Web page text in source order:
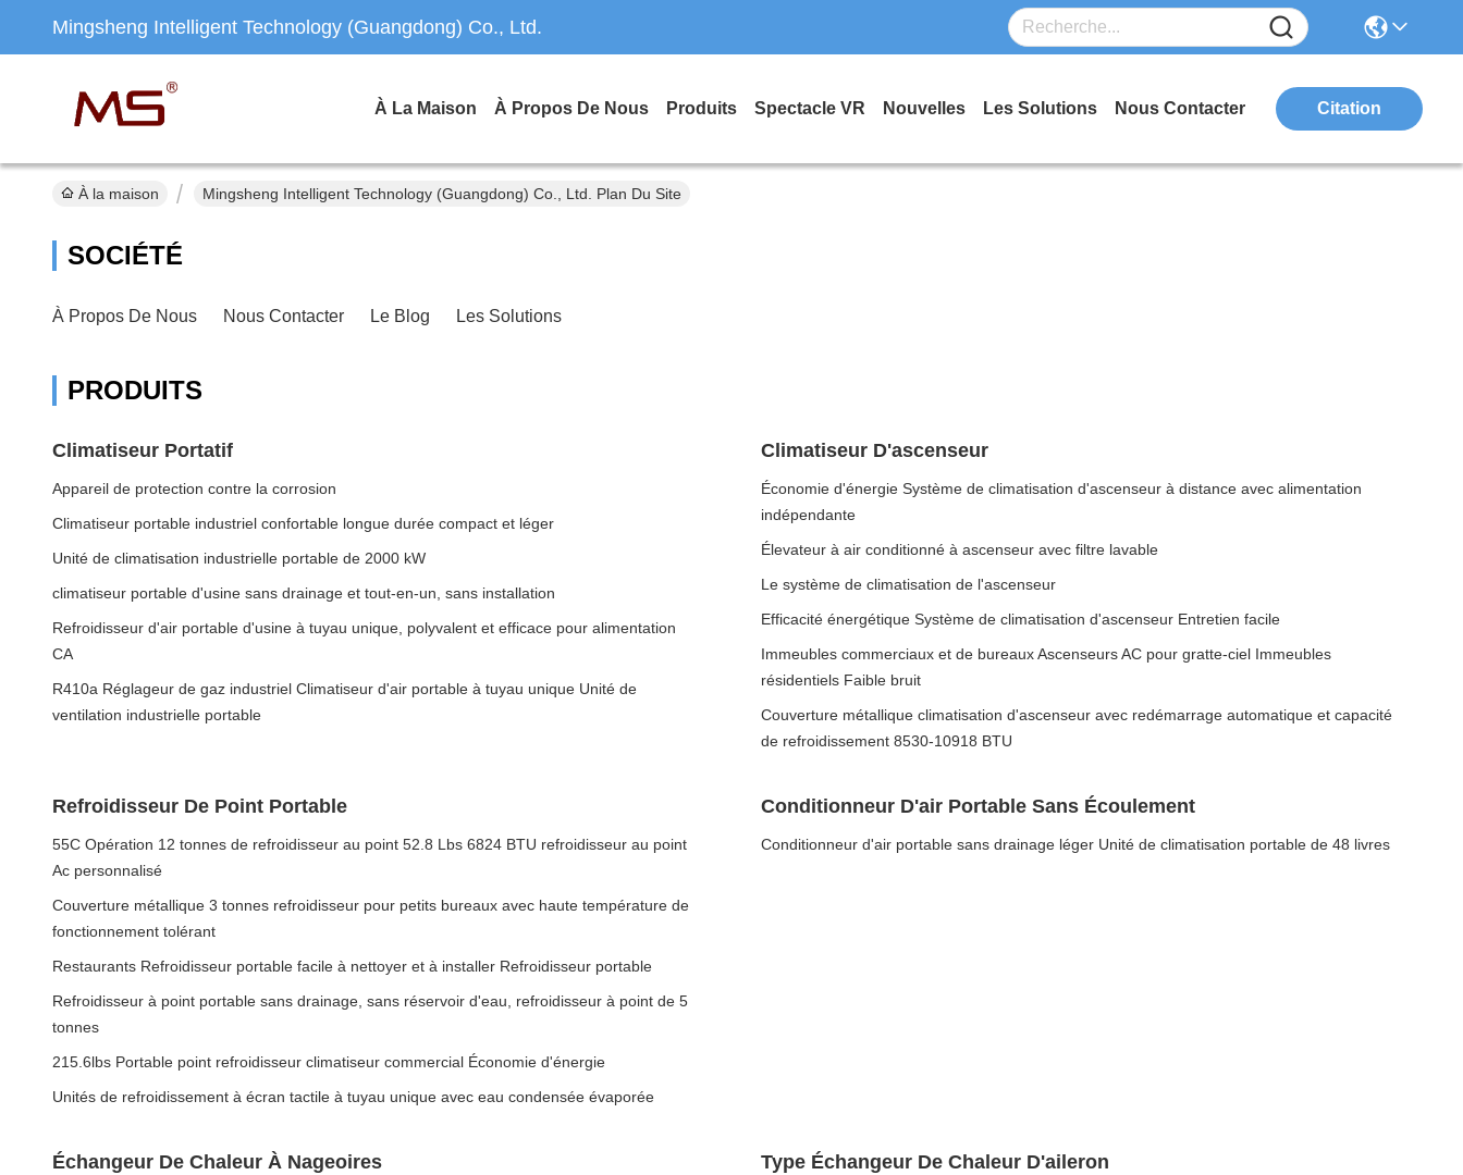
Mingsheng Intelligent Technology (Guangdong) Co., Ltd.
À La Maison À Propos De Nous Produits Spectacle VR Nouvelles Les Solutions Nous Contacter Citation
À la maison Mingsheng Intelligent Technology (Guangdong) Co., Ltd. Plan Du Site
SOCIÉTÉ
À Propos De Nous Nous Contacter Le Blog Les Solutions
PRODUITS
Climatiseur Portatif
Appareil de protection contre la corrosion
Climatiseur portable industriel confortable longue durée compact et léger
Unité de climatisation industrielle portable de 2000 kW
climatiseur portable d'usine sans drainage et tout-en-un, sans installation
Refroidisseur d'air portable d'usine à tuyau unique, polyvalent et efficace pour alimentation
CA
R410a Réglageur de gaz industriel Climatiseur d'air portable à tuyau unique Unité de
ventilation industrielle portable
Climatiseur D'ascenseur
Économie d'énergie Système de climatisation d'ascenseur à distance avec alimentation
indépendante
Élevateur à air conditionné à ascenseur avec filtre lavable
Le système de climatisation de l'ascenseur
Efficacité énergétique Système de climatisation d'ascenseur Entretien facile
Immeubles commerciaux et de bureaux Ascenseurs AC pour gratte-ciel Immeubles
résidentiels Faible bruit
Couverture métallique climatisation d'ascenseur avec redémarrage automatique et capacité
de refroidissement 8530-10918 BTU
Refroidisseur De Point Portable
55C Opération 12 tonnes de refroidisseur au point 52.8 Lbs 6824 BTU refroidisseur au point
Ac personnalisé
Couverture métallique 3 tonnes refroidisseur pour petits bureaux avec haute température de
fonctionnement tolérant
Restaurants Refroidisseur portable facile à nettoyer et à installer Refroidisseur portable
Refroidisseur à point portable sans drainage, sans réservoir d'eau, refroidisseur à point de 5
tonnes
215.6lbs Portable point refroidisseur climatiseur commercial Économie d'énergie
Unités de refroidissement à écran tactile à tuyau unique avec eau condensée évaporée
Conditionneur D'air Portable Sans Écoulement
Conditionneur d'air portable sans drainage léger Unité de climatisation portable de 48 livres
Échangeur De Chaleur À Nageoires Type Échangeur De Chaleur D'aileron